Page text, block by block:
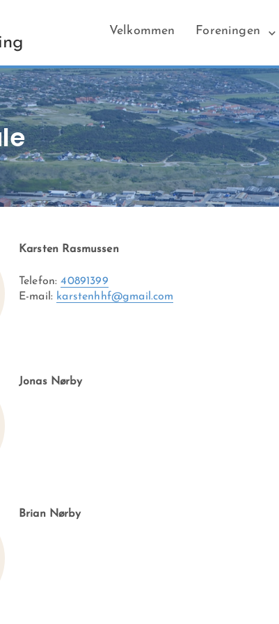
Velkommen Foreningen
Karsten Rasmussen
Telefon:40891399
E-mail: karstenhhf@gmail.com
Jonas Nørby
Brian Nørby